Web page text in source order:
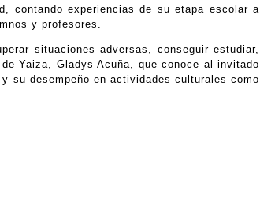
contando experiencias de su etapa escolar a
y profesores.
situaciones adversas, conseguir estudiar,
Yaiza, Gladys Acuña, que conoce al invitado
su desempeño en actividades culturales como